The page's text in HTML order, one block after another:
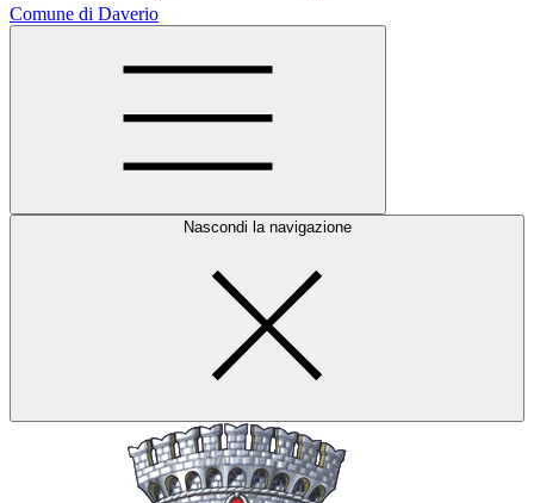
Comune di Daverio
Nascondi la navigazione